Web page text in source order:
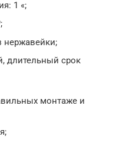
1 «;
нержавейки;
длительный срок
монтаже и